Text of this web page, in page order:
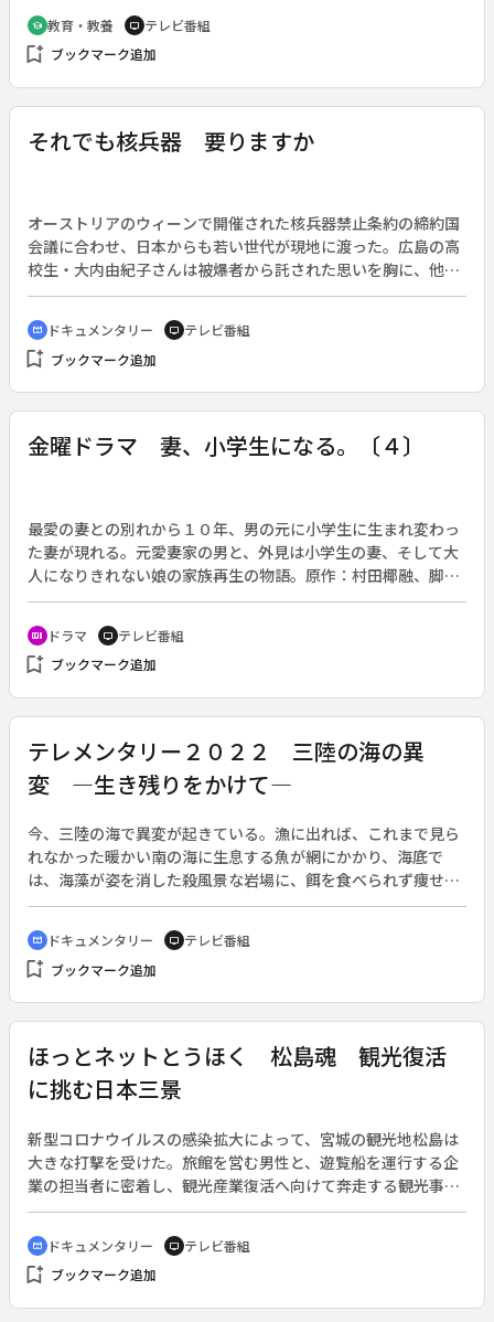
ａｐ）」。日高の海岸線に広がる浦河で、摩耶は海の幸を存分
に使ったアイヌ料理と出会う。用意された食材は浦河の沖でと
れた高級魚キンキ。文化伝承者が魚や肉をトントン叩く伝統調
で刻んだ“たたき”。脂がのったキンキのうまみに魅了された摩
耶は、箸が止まらなくなる。※「チタタプ」の「プ」は正しく
は小文字
school 教育・教養 tv テレビ番組
bookmark_add ブックマーク追加
それでも核兵器 要りますか
オーストリアのウィーンで開催された核兵器禁止条約の締約国
会議に合わせ、日本からも若い世代が現地に渡った。広島の高
校生・大内由紀子さんは被爆者から託された思いを胸に、他国
の人と積極的に交流し、核兵器のない世界への道を探った。一
方で、国際情勢は厳しい局面を迎えている。ウクライナへ侵攻
するロシアは核兵器の使用をちらつかせ、各国は核抑止力の強
化に傾く。唯一の被爆国である日本ですら、「核保有」を求め
（８０歳）は、被爆から２か月後に撮影されたフィルムに映る
「おんぶされた子ども」、その本人である。竹本さんは被爆か
ら７７年たち、自らがその子どもだということ、被爆体験やそ
ど、「ただ威力の大きい爆弾ではない」核兵器の実態を改めて
伝える。◆開局７０年特別番組
cinematic_blur ドキュメンタリー tv テレビ番組
bookmark_add ブックマーク追加
金曜ドラマ 妻、小学生になる。〔４〕
最愛の妻との別れから１０年、男の元に小学生に生まれ変わっ
た妻が現れる。元愛妻家の男と、外見は小学生の妻、そして大
人になりきれない娘の家族再生の物語。原作：村田椰融、脚
本：大島里美（２０２２年１月２１日～３月２５日放送、全１
０回）◆第４回「愛妻家ＶＳ妻のママ」。圭介（堤真一）と麻
衣（蒔田彩珠）は、貴恵（石田ゆり子）の生まれ変わりである
万理華（毎田暖乃）の母親の千嘉（吉田羊）と偶然会ってしま
気にかかる。翌日、圭介は万理華の小学校で球技大会があるこ
とを知り、千嘉と一度ゆっくり話をしようと、自分も球技大会
へ行くことに。一方、万理華は同級生のヒマリ（飯田晴音）か
ら漫画の交換ノートをしていたことを知るも、“以前の”万理華
（神木隆之介）に相談する。そして、球技大会当日。突然やっ
て来た圭介と麻衣に驚きながらもうれしそうな万理華。しか
し、そこに千嘉の姿は見えず。
recent_actors ドラマ tv テレビ番組
bookmark_add ブックマーク追加
テレメンタリー２０２２ 三陸の海の異
変 ―生き残りをかけて―
今、三陸の海で異変が起きている。漁に出れば、これまで見ら
れなかった暖かい南の海に生息する魚が網にかかり、海底で
は、海藻が姿を消した殺風景な岩場に、餌を食べられず痩せこ
けたウニが無数にひしめき合っている。ここが本当にあの豊か
な三陸の海なのか。背景にあるのは、地球温暖化による海水温
の上昇だ。また、人間の生産活動により二酸化炭素が大量に放
出され、海洋酸性化も起きている。海で起きている深刻な異
養殖など、解決の糸口を探ろうとする漁業者たちを追った。
cinematic_blur ドキュメンタリー tv テレビ番組
bookmark_add ブックマーク追加
ほっとネットとうほく 松島魂 観光復活
に挑む日本三景
新型コロナウイルスの感染拡大によって、宮城の観光地松島は
大きな打撃を受けた。旅館を営む男性と、遊覧船を運行する企
業の担当者に密着し、観光産業復活へ向けて奔走する観光事業
者たちの姿を記録した。
cinematic_blur ドキュメンタリー tv テレビ番組
bookmark_add ブックマーク追加